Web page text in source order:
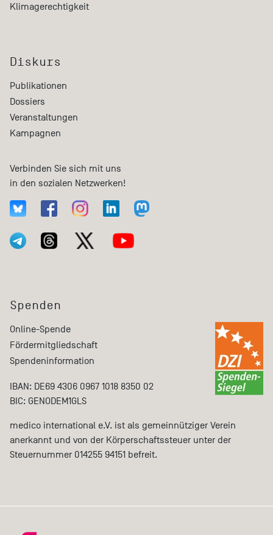
Klimagerechtigkeit
Diskurs
Publikationen
Dossiers
Veranstaltungen
Kampagnen
Verbinden Sie sich mit uns
in den sozialen Netzwerken!
Spenden
Online-Spende
Fördermitgliedschaft
Spendeninformation
IBAN: DE69 4306 0967 1018 8350 02
BIC: GENODEM1GLS
medico international e.V. ist als gemeinnütziger Verein
anerkannt und von der Körperschaftssteuer unter der
Steuernummer 014255 94151 befreit.